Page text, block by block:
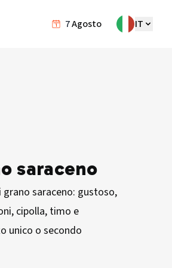
7Agosto IT
saraceno
saraceno: gustoso,
cipolla, timo e
unico o secondo